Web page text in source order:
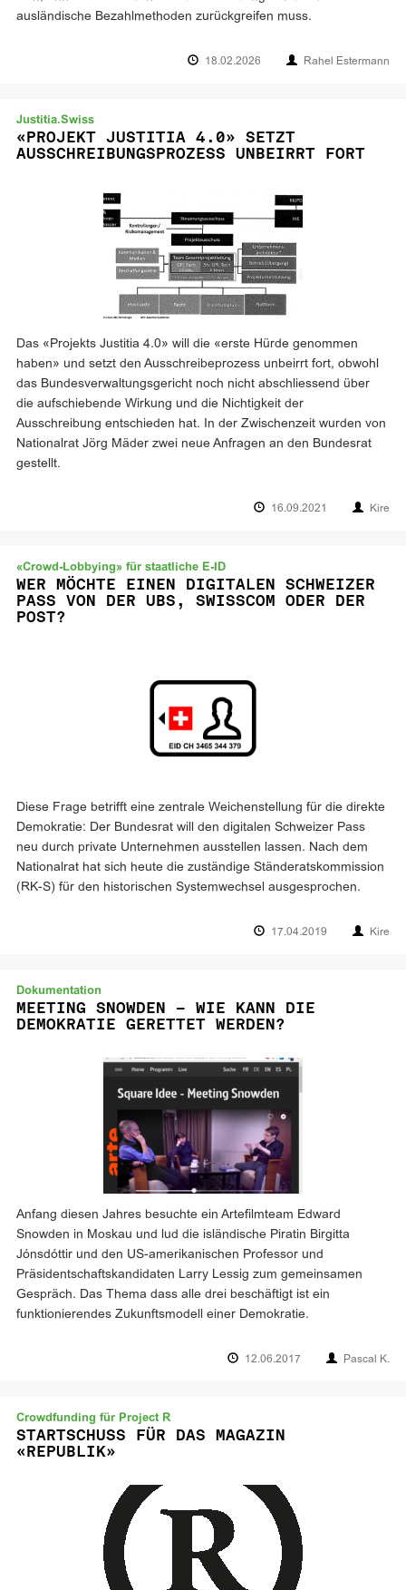
ausländische Bezahlmethoden zurückgreifen muss.
18.02.2026 Rahel Estermann
Justitia.Swiss
«PROJEKT JUSTITIA 4.0» SETZT
AUSSCHREIBUNGSPROZESS UNBEIRRT FORT
Das «Projekts Justitia 4.0» will die «erste Hürde genommen
haben» und setzt den Ausschreibeprozess unbeirrt fort, obwohl
das Bundesverwaltungsgericht noch nicht abschliessend über
die aufschiebende Wirkung und die Nichtigkeit der
Ausschreibung entschieden hat. In der Zwischenzeit wurden von
Nationalrat Jörg Mäder zwei neue Anfragen an den Bundesrat
gestellt.
16.09.2021 Kire
«Crowd-Lobbying» für staatliche E-ID
WER MÖCHTE EINEN DIGITALEN SCHWEIZER
PASS VON DER UBS, SWISSCOM ODER DER
POST?
Diese Frage betrifft eine zentrale Weichenstellung für die direkte
Demokratie: Der Bundesrat will den digitalen Schweizer Pass
neu durch private Unternehmen ausstellen lassen. Nach dem
Nationalrat hat sich heute die zuständige Ständeratskommission
(RK-S) für den historischen Systemwechsel ausgesprochen.
17.04.2019 Kire
Dokumentation
MEETING SNOWDEN – WIE KANN DIE
DEMOKRATIE GERETTET WERDEN?
Anfang diesen Jahres besuchte ein Artefilmteam Edward
Snowden in Moskau und lud die isländische Piratin Birgitta
Jónsdóttir und den US-amerikanischen Professor und
Präsidentschaftskandidaten Larry Lessig zum gemeinsamen
Gespräch. Das Thema dass alle drei beschäftigt ist ein
funktionierendes Zukunftsmodell einer Demokratie.
12.06.2017 Pascal K.
Crowdfunding für Project R
STARTSCHUSS FÜR DAS MAGAZIN
«REPUBLIK»